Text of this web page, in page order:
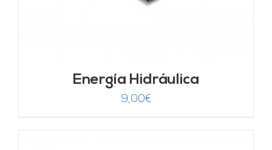
Energía Hidráulica
9,00€